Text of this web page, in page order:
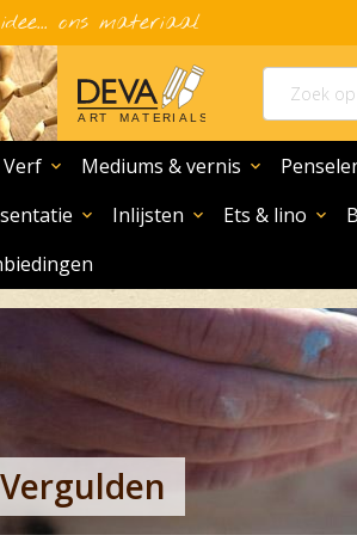
ons materiaal
Verf expand_more Mediums & vernis expand_more
expand_more Inlijsten expand_more Ets & lino expand_more
Vergulden